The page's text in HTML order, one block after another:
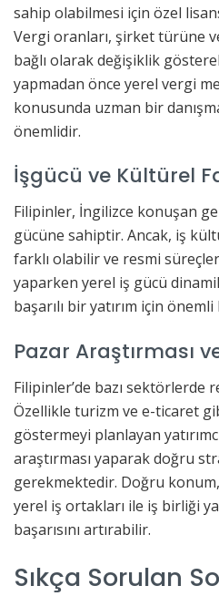
sahip olabilmesi için özel
Vergi oranları, şirket türüne
bağlı olarak değişiklik
yapmadan önce yerel vergi
konusunda uzman bir
önemlidir.
İşgücü ve Kültürel
Filipinler, İngilizce konuşan
gücüne sahiptir. Ancak, iş
farklı olabilir ve resmi
yaparken yerel iş gücü
başarılı bir yatırım için
Pazar Araştırması
Filipinler’de bazı sektörlerde
Özellikle turizm ve e-ticaret
göstermeyi planlayan
araştırması yaparak doğru
gerekmektedir. Doğru
yerel iş ortakları ile iş birliği
başarısını artırabilir.
Sıkça Sorulan